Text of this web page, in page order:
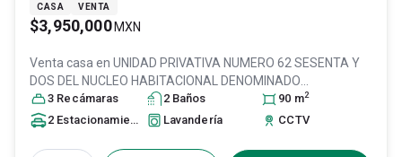
CASA VENTA
$3,950,000 MXN
Venta casa en UNIDAD PRIVATIVA NUMERO 62 SESENTA Y
DOS DEL NUCLEO HABITACIONAL DENOMINADO
CONDOMINIO HORIZONTAL LO, Col. Villas Del Mirador,
Zapopan, Jalisco, México, C.P. 45133 31097258
3 Recámaras 2 Baños 90 m2
2 Estacionamiento s Lavandería CCTV